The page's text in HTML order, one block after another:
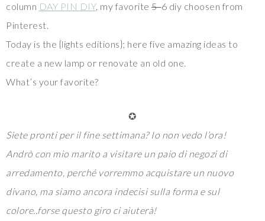
column DAY PIN DIY, my favorite 56 diy choosen from
Pinterest.
Today is the {lights editions}; here five amazing ideas to
create a new lamp or renovate an old one.
What’s your favorite?
✪
Siete pronti per il fine settimana? Io non vedo l’ora!
Andrò con mio marito a visitare un paio di negozi di
arredamento, perché vorremmo acquistare un nuovo
divano, ma siamo ancora indecisi sulla forma e sul
colore..forse questo giro ci aiuterà!